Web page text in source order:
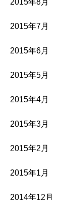
2015年8月
2015年7月
2015年6月
2015年5月
2015年4月
2015年3月
2015年2月
2015年1月
2014年12月